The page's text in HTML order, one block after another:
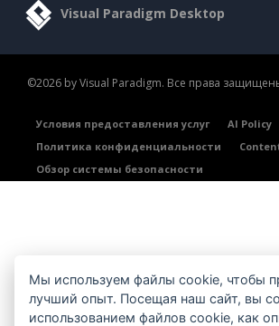
Visual Paradigm Desktop
©2026 by Visual Paradigm. Все права
Условия предоставления услуг
AI Policy
Политика конфиденциальности
Обзор системы безопасности
Мы используем файлы cookie, чтобы
лучший опыт. Посещая наш сайт, вы
использованием файлов cookie, как